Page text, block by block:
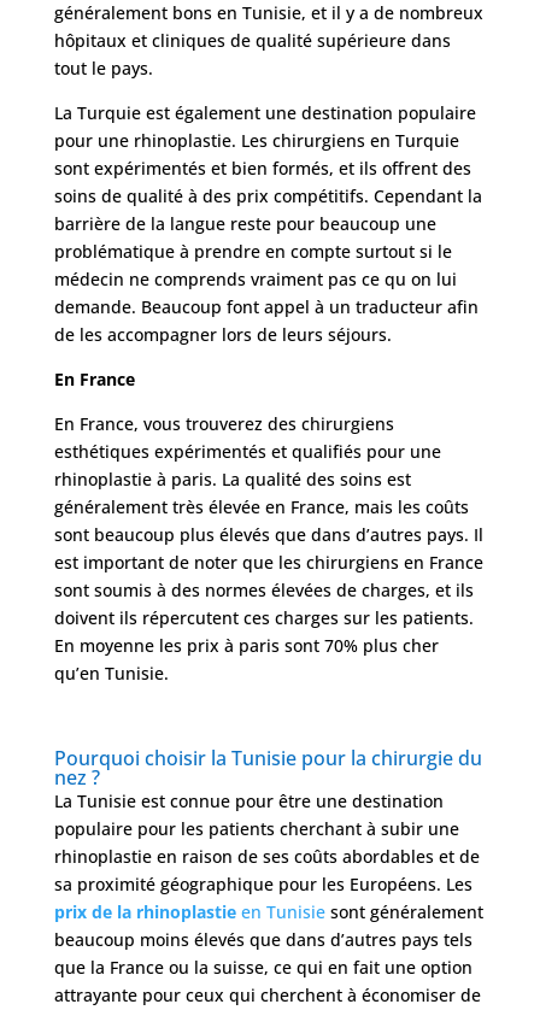
Nos
chirurgiens
Services
Nos
cliniques
articles
Avant
/
Après
Devis
Gratuit
généralement bons en Tunisie, et il y a de nombreux
hôpitaux et cliniques de qualité supérieure dans
tout le pays.
La Turquie est également une destination populaire
pour une rhinoplastie. Les chirurgiens en Turquie
sont expérimentés et bien formés, et ils offrent des
soins de qualité à des prix compétitifs. Cependant la
barrière de la langue reste pour beaucoup une
problématique à prendre en compte surtout si le
médecin ne comprends vraiment pas ce qu on lui
demande. Beaucoup font appel à un traducteur afin
de les accompagner lors de leurs séjours.
En France
En France, vous trouverez des chirurgiens
esthétiques expérimentés et qualifiés pour une
rhinoplastie à paris. La qualité des soins est
généralement très élevée en France, mais les coûts
sont beaucoup plus élevés que dans d’autres pays. Il
est important de noter que les chirurgiens en France
sont soumis à des normes élevées de charges, et ils
doivent ils répercutent ces charges sur les patients.
En moyenne les prix à paris sont 70% plus cher
qu’en Tunisie.
Pourquoi choisir la Tunisie pour la chirurgie du
nez ?
La Tunisie est connue pour être une destination
populaire pour les patients cherchant à subir une
rhinoplastie en raison de ses coûts abordables et de
sa proximité géographique pour les Européens. Les
prix de la rhinoplastieen Tunisiesont généralement
beaucoup moins élevés que dans d’autres pays tels
que la France ou la suisse, ce qui en fait une option
attrayante pour ceux qui cherchent à économiser de